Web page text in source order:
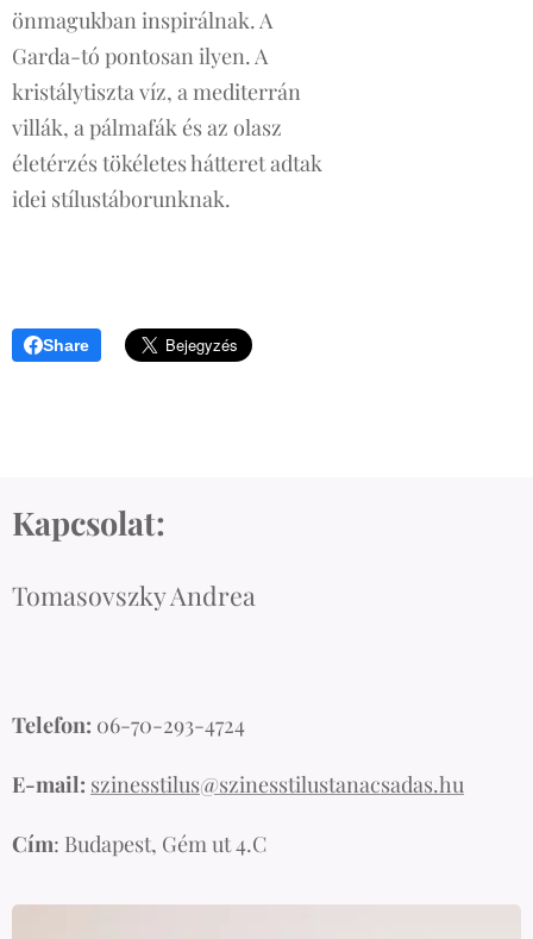
önmagukban inspirálnak. A
Garda-tó pontosan ilyen. A
kristálytiszta víz, a mediterrán
villák, a pálmafák és az olasz
életérzés tökéletes hátteret adtak
idei stílustáborunknak.
Share
Kapcsolat:
Tomasovszky Andrea
Telefon: 06-70-293-4724
E-mail: szinesstilus@szinesstilustanacsadas.hu
Cím: Budapest, Gém ut 4.C